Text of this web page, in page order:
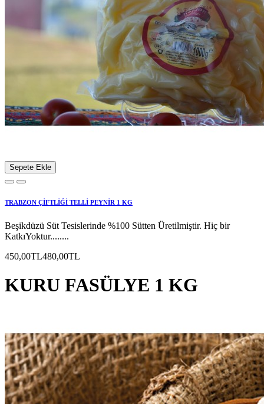
Sepete Ekle
TRABZON ÇİFTLİĞİ TELLİ PEYNİR 1 KG
Beşikdüzü Süt Tesislerinde %100 Sütten Üretilmiştir. Hiç bir
KatkıYoktur........
450,00TL480,00TL
KURU FASÜLYE 1 KG